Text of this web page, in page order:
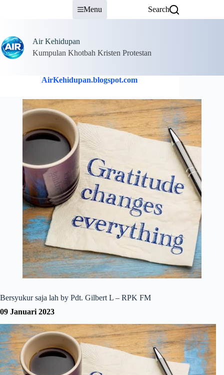
Menu Search
Air Kehidupan
Kumpulan Khotbah Kristen Protestan
AirKehidupan.blogspot.com
Bersyukur saja lah by Pdt. Gilbert L – RPK FM
09 Januari 2023